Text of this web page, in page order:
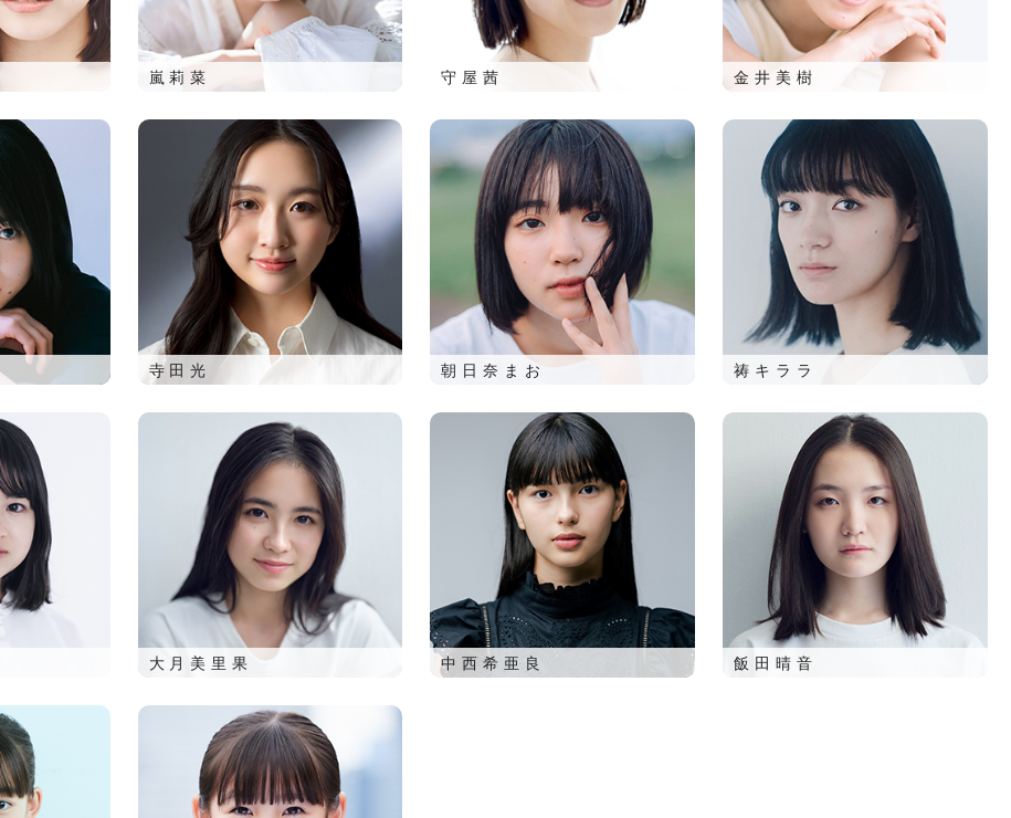
嵐莉菜 守屋茜 金井美樹
寺田光 朝日奈まお 祷キララ
大月美里果 中西希亜良 飯田晴音